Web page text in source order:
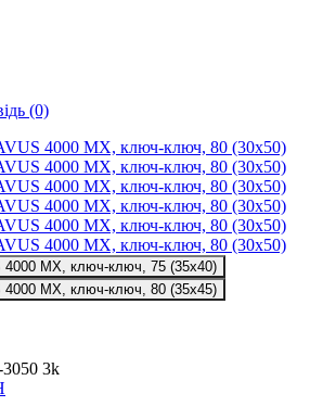
(0)
4000 MX, ключ-ключ, 75 (35х40)
4000 MX, ключ-ключ, 80 (35х45)
3k